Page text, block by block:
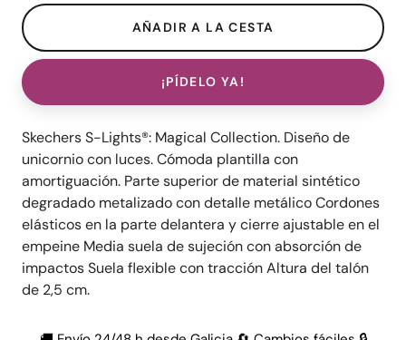
¡PÍDELO YA!
Skechers S-Lights®: Magical Collection. Diseño de
unicornio con luces. Cómoda plantilla con
amortiguación. Parte superior de material sintético
degradado metalizado con detalle metálico Cordones
elásticos en la parte delantera y cierre ajustable en el
empeine Media suela de sujeción con absorción de
impactos Suela flexible con tracción Altura del talón
de 2,5 cm.